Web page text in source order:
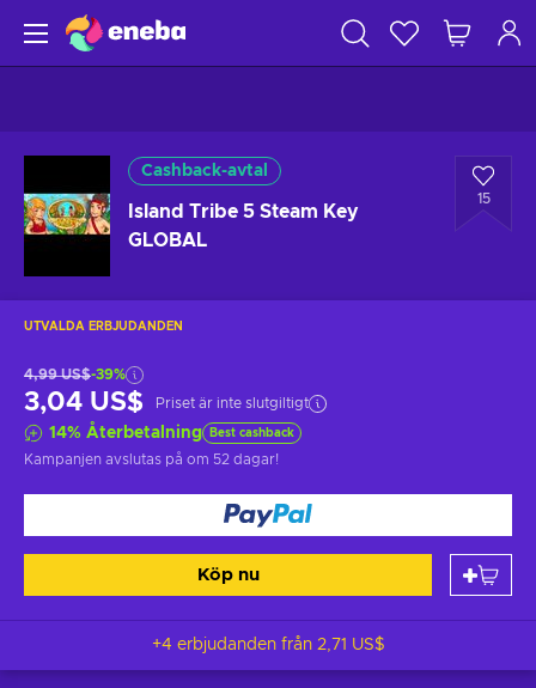
Cashback-avtal
Island Tribe 5 Steam Key
GLOBAL
15
UTVALDA ERBJUDANDEN
4,99 US$-39%
3,04 US$ Priset är inte slutgiltigt
14% Återbetalning Best cashback
Kampanjen avslutas på om 52 dagar!
Köp nu
+4 erbjudanden från 2,71 US$